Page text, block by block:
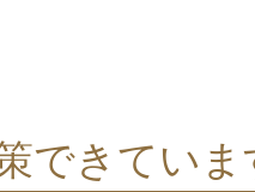
できていま